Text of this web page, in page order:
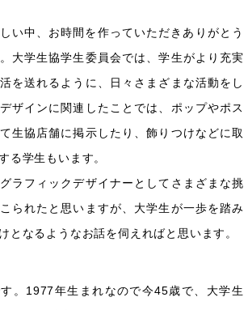
い中、お時間を作っていただきありがとう
大学生協学生委員会では、学生がより充実
を送れるように、日々さまざまな活動をし
ザインに関連したことでは、ポップやポス
生協店舗に掲示したり、飾りつけなどに取
る学生もいます。
ラフィックデザイナーとしてさまざまな挑
られたと思いますが、大学生が一歩を踏み
となるようなお話を伺えればと思います。
。1977年生まれなので今45歳で、大学生